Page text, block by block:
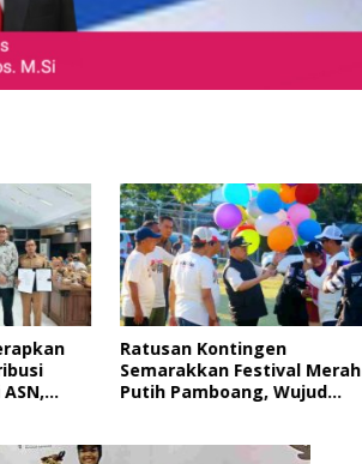
Ratusan Kontingen
Semarakkan Festival Merah
Putih Pamboang, Wujud